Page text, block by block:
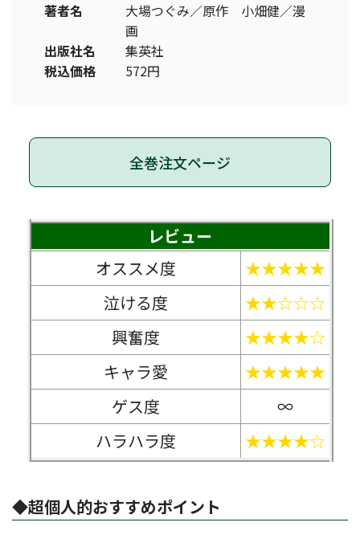
著者名
大場つぐみ／原作 小畑健／漫
画
出版社名
集英社
税込価格
572円
全巻注文ページ
レビュー
オススメ度
★★★★★
泣ける度
★★☆☆☆
興奮度
★★★★☆
キャラ愛
★★★★★
ゲス度
∞
ハラハラ度
★★★★☆
◆超個人的おすすめポイント